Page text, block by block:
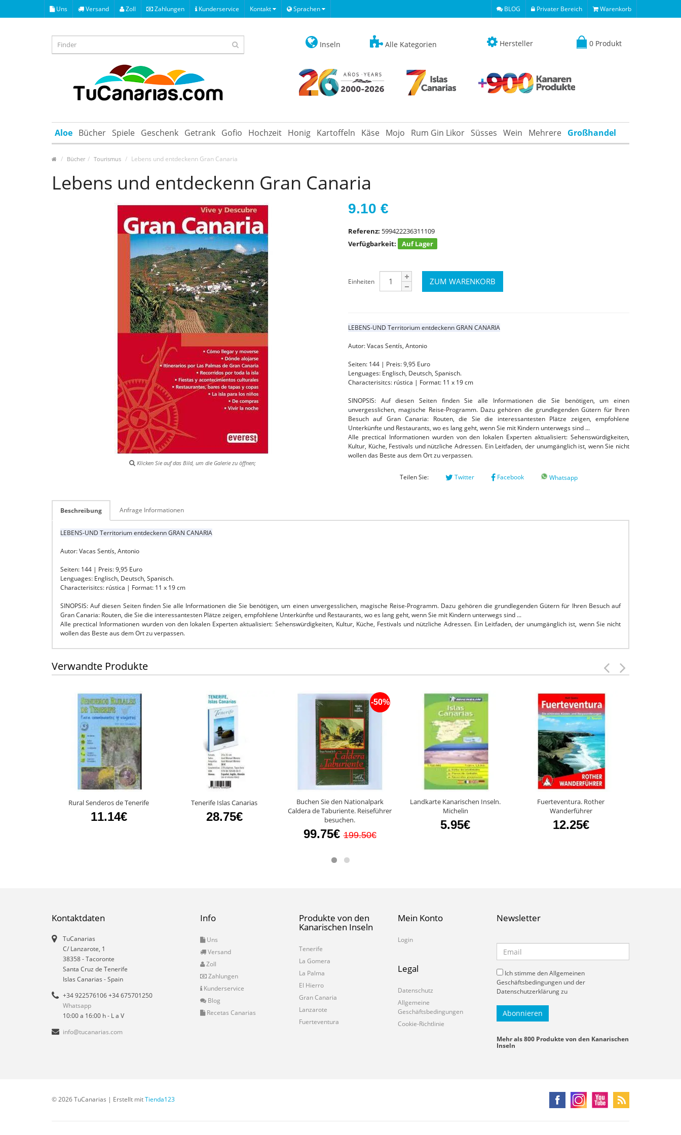
Uns Versand Zoll Zahlungen Kunderservice Kontakt Sprachen BLOG Privater Bereich Warenkorb
Inseln Alle Kategorien Hersteller 0 Produkt
Aloe Bücher Spiele Geschenk Getrank Gofio Hochzeit Honig Kartoffeln Käse Mojo Rum Gin Likor Süsses Wein Mehrere Großhandel
Bücher Tourismus Lebens und entdeckenn Gran Canaria
Lebens und entdeckenn Gran Canaria
Klicken Sie auf das Bild, um die Galerie zu öffnen;
9.10 €
Referenz: 599422236311109
Verfügbarkeit:
Auf Lager
Einheiten
LEBENS-UND Territorium entdeckenn GRAN CANARIA
Autor: Vacas Sentís, Antonio
Seiten: 144 | Preis: 9,95 Euro
Lenguages: Englisch, Deutsch, Spanisch.
Characterisitcs: rústica | Format: 11 x 19 cm
SINOPSIS: Auf diesen Seiten finden Sie alle Informationen die Sie benötigen, um einen
unvergesslichen, magische Reise-Programm. Dazu gehören die grundlegenden Gütern für Ihren
Besuch auf Gran Canaria: Routen, die Sie die interessantesten Plätze zeigen, empfohlene
Unterkünfte und Restaurants, wo es lang geht, wenn Sie mit Kindern unterwegs sind ...
Alle prectical Informationen wurden von den lokalen Experten aktualisiert: Sehenswürdigkeiten,
Kultur, Küche, Festivals und nützliche Adressen. Ein Leitfaden, der unumgänglich ist, wenn Sie nicht
wollen das Beste aus dem Ort zu verpassen.
Teilen Sie: Twitter Facebook Whatsapp
Beschreibung Anfrage Informationen
LEBENS-UND Territorium entdeckenn GRAN CANARIA
Autor: Vacas Sentís, Antonio
Seiten: 144 | Preis: 9,95 Euro
Lenguages: Englisch, Deutsch, Spanisch.
Characterisitcs: rústica | Format: 11 x 19 cm
SINOPSIS: Auf diesen Seiten finden Sie alle Informationen die Sie benötigen, um einen unvergesslichen, magische Reise-Programm. Dazu gehören die grundlegenden Gütern für Ihren Besuch auf
Gran Canaria: Routen, die Sie die interessantesten Plätze zeigen, empfohlene Unterkünfte und Restaurants, wo es lang geht, wenn Sie mit Kindern unterwegs sind ...
Alle prectical Informationen wurden von den lokalen Experten aktualisiert: Sehenswürdigkeiten, Kultur, Küche, Festivals und nützliche Adressen. Ein Leitfaden, der unumgänglich ist, wenn Sie nicht
wollen das Beste aus dem Ort zu verpassen.
Verwandte Produkte
Rural Senderos de Tenerife
11.14€
Tenerife Islas Canarias
28.75€
Buchen Sie den Nationalpark
Caldera de Taburiente. Reiseführer
besuchen.
99.75€
-50%
199.50€
Landkarte Kanarischen Inseln.
Michelin
5.95€
Fuerteventura. Rother
Wanderführer
12.25€
Kontaktdaten
TuCanarias
C/ Lanzarote, 1
38358-Tacoronte
Santa Cruz de Tenerife
Islas Canarias - Spain
+34 922576106 +34 675701250
Whatsapp
10:00 a 16:00 h - L a V
info@tucanarias.com
Info
Uns
Versand
Zoll
Zahlungen
Kunderservice
Blog
Recetas Canarias
Produkte von den
Kanarischen Inseln
Tenerife
La Gomera
La Palma
El Hierro
Gran Canaria
Lanzarote
Fuerteventura
Mein Konto
Login
Legal
Datenschutz
Allgemeine
Geschäftsbedingungen
Cookie-Richtlinie
Newsletter
Ich stimme den Allgemeinen
Geschäftsbedingungen und der
Datenschutzerklärung zu
Mehr als 800 Produkte von den Kanarischen
Inseln
© 2026 TuCanarias | Erstellt mitTienda123